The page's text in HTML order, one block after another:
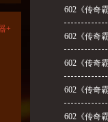
+
602《传奇
602《传奇
602《传奇
602《传奇
602《传奇